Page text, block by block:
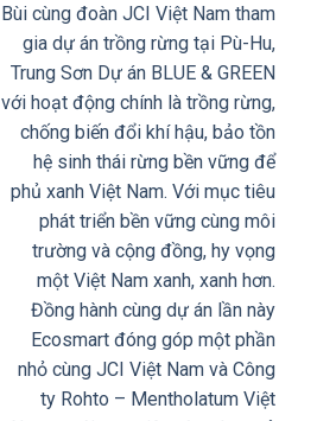
Bùi cùng đoàn JCI Việt Nam tham
gia dự án trồng rừng tại Pù-Hu,
Trung Sơn Dự án BLUE & GREEN
với hoạt động chính là trồng rừng,
chống biến đổi khí hậu, bảo tồn
hệ sinh thái rừng bền vững để
phủ xanh Việt Nam. Với mục tiêu
phát triển bền vững cùng môi
trường và cộng đồng, hy vọng
một Việt Nam xanh, xanh hơn.
Đồng hành cùng dự án lần này
Ecosmart đóng góp một phần
nhỏ cùng JCI Việt Nam và Công
ty Rohto – Mentholatum Việt